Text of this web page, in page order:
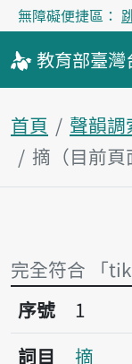
無障礙便捷區：
教育部臺灣
首頁 聲韻調
摘（目前頁
完全符合 「
序號1摘
序號
1
詞目
摘